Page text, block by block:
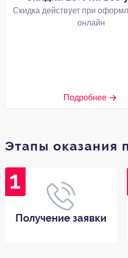
Скидка действует при
онлайн
Подробнее
Этапы оказания
Получение заявки